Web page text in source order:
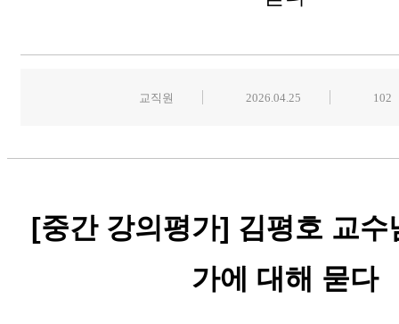
교직원 2026.04.25 102
[중간 강의평가] 김평호 교수
가에 대해 묻다